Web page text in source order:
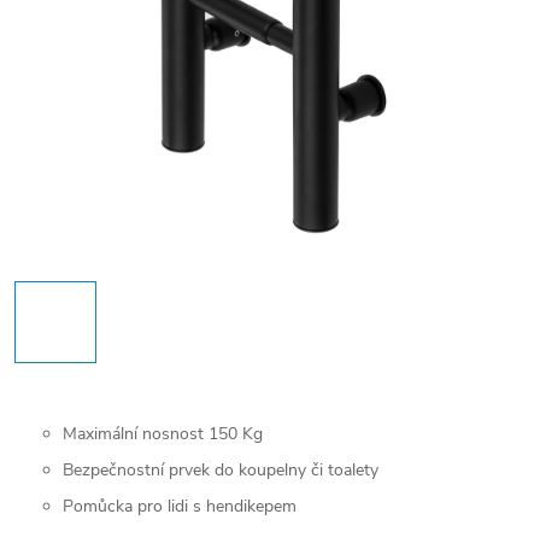
Maximální nosnost 150 Kg
Bezpečnostní prvek do koupelny či toalety
Pomůcka pro lidi s hendikepem